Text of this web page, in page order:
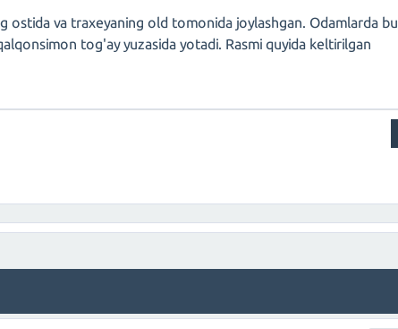
ostida va traxeyaning old tomonida joylashgan. Odamlarda bu
tog'ay yuzasida yotadi. Rasmi quyida keltirilgan